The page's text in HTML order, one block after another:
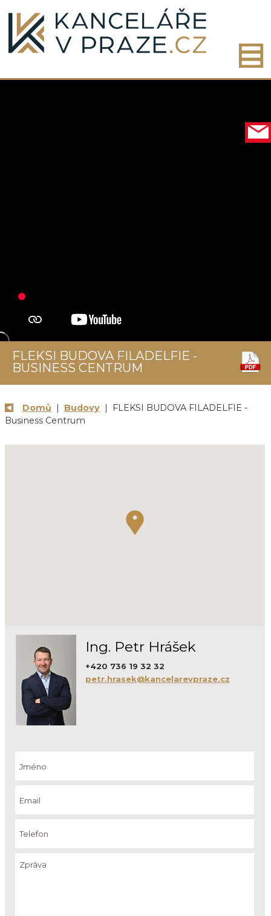
FLEKSI BUDOVA FILADELFIE -
BUSINESS CENTRUM
Domů | Budovy| FLEKSI BUDOVA FILADELFIE -
Business Centrum
Ing. Petr Hrášek
+420 736 19 32 32
petr.hrasek@kancelarevpraze.cz